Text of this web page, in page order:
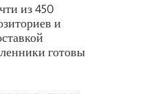
из 450
и
готовы